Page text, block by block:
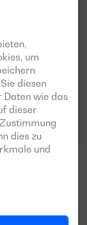
um
diesen
Daten wie das
dieser
dies zu
und
V